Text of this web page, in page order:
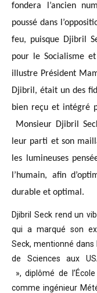
fondera l’ancien
poussé dans
feu, puisque Djibril
pour le Socialisme
illustre Président
Djibril, était un des
bien reçu et intégré
Monsieur Djibril
leur parti et son
les lumineuses
l’humain, afin
durable et optimal.
Djibril Seck rend un
qui a marqué son
Seck,mentionné dans
de Sciences aux
», diplômé de
comme ingénieur